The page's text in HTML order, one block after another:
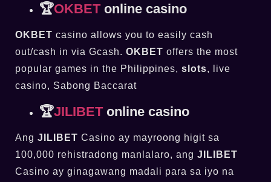
🏆OKBETonline casino
OKBET casino allows you to easily cash
out/cash in via Gcash. OKBET offers the most
popular games in the Philippines, slots, live
casino, Sabong Baccarat
🏆JILIBETonline casino
Ang JILIBET Casino ay mayroong higit sa
100,000 rehistradong manlalaro, ang JILIBET
Casino ay ginagawang madali para sa iyo na